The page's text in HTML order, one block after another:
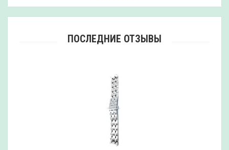
ПОСЛЕДНИЕ ОТЗЫВЫ